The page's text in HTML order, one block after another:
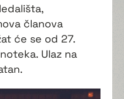
članova
će se od 27.
Ulaz na